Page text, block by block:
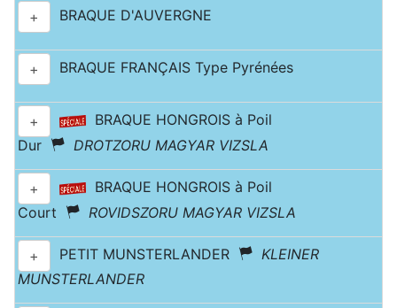
+ BRAQUE D'AUVERGNE
+ BRAQUE FRANÇAIS Type Pyrénées
+
BRAQUE HONGROIS à Poil
Dur
DROTZORU MAGYAR VIZSLA
+
BRAQUE HONGROIS à Poil
Court
ROVIDSZORU MAGYAR VIZSLA
+ PETIT MUNSTERLANDER
KLEINER
MUNSTERLANDER